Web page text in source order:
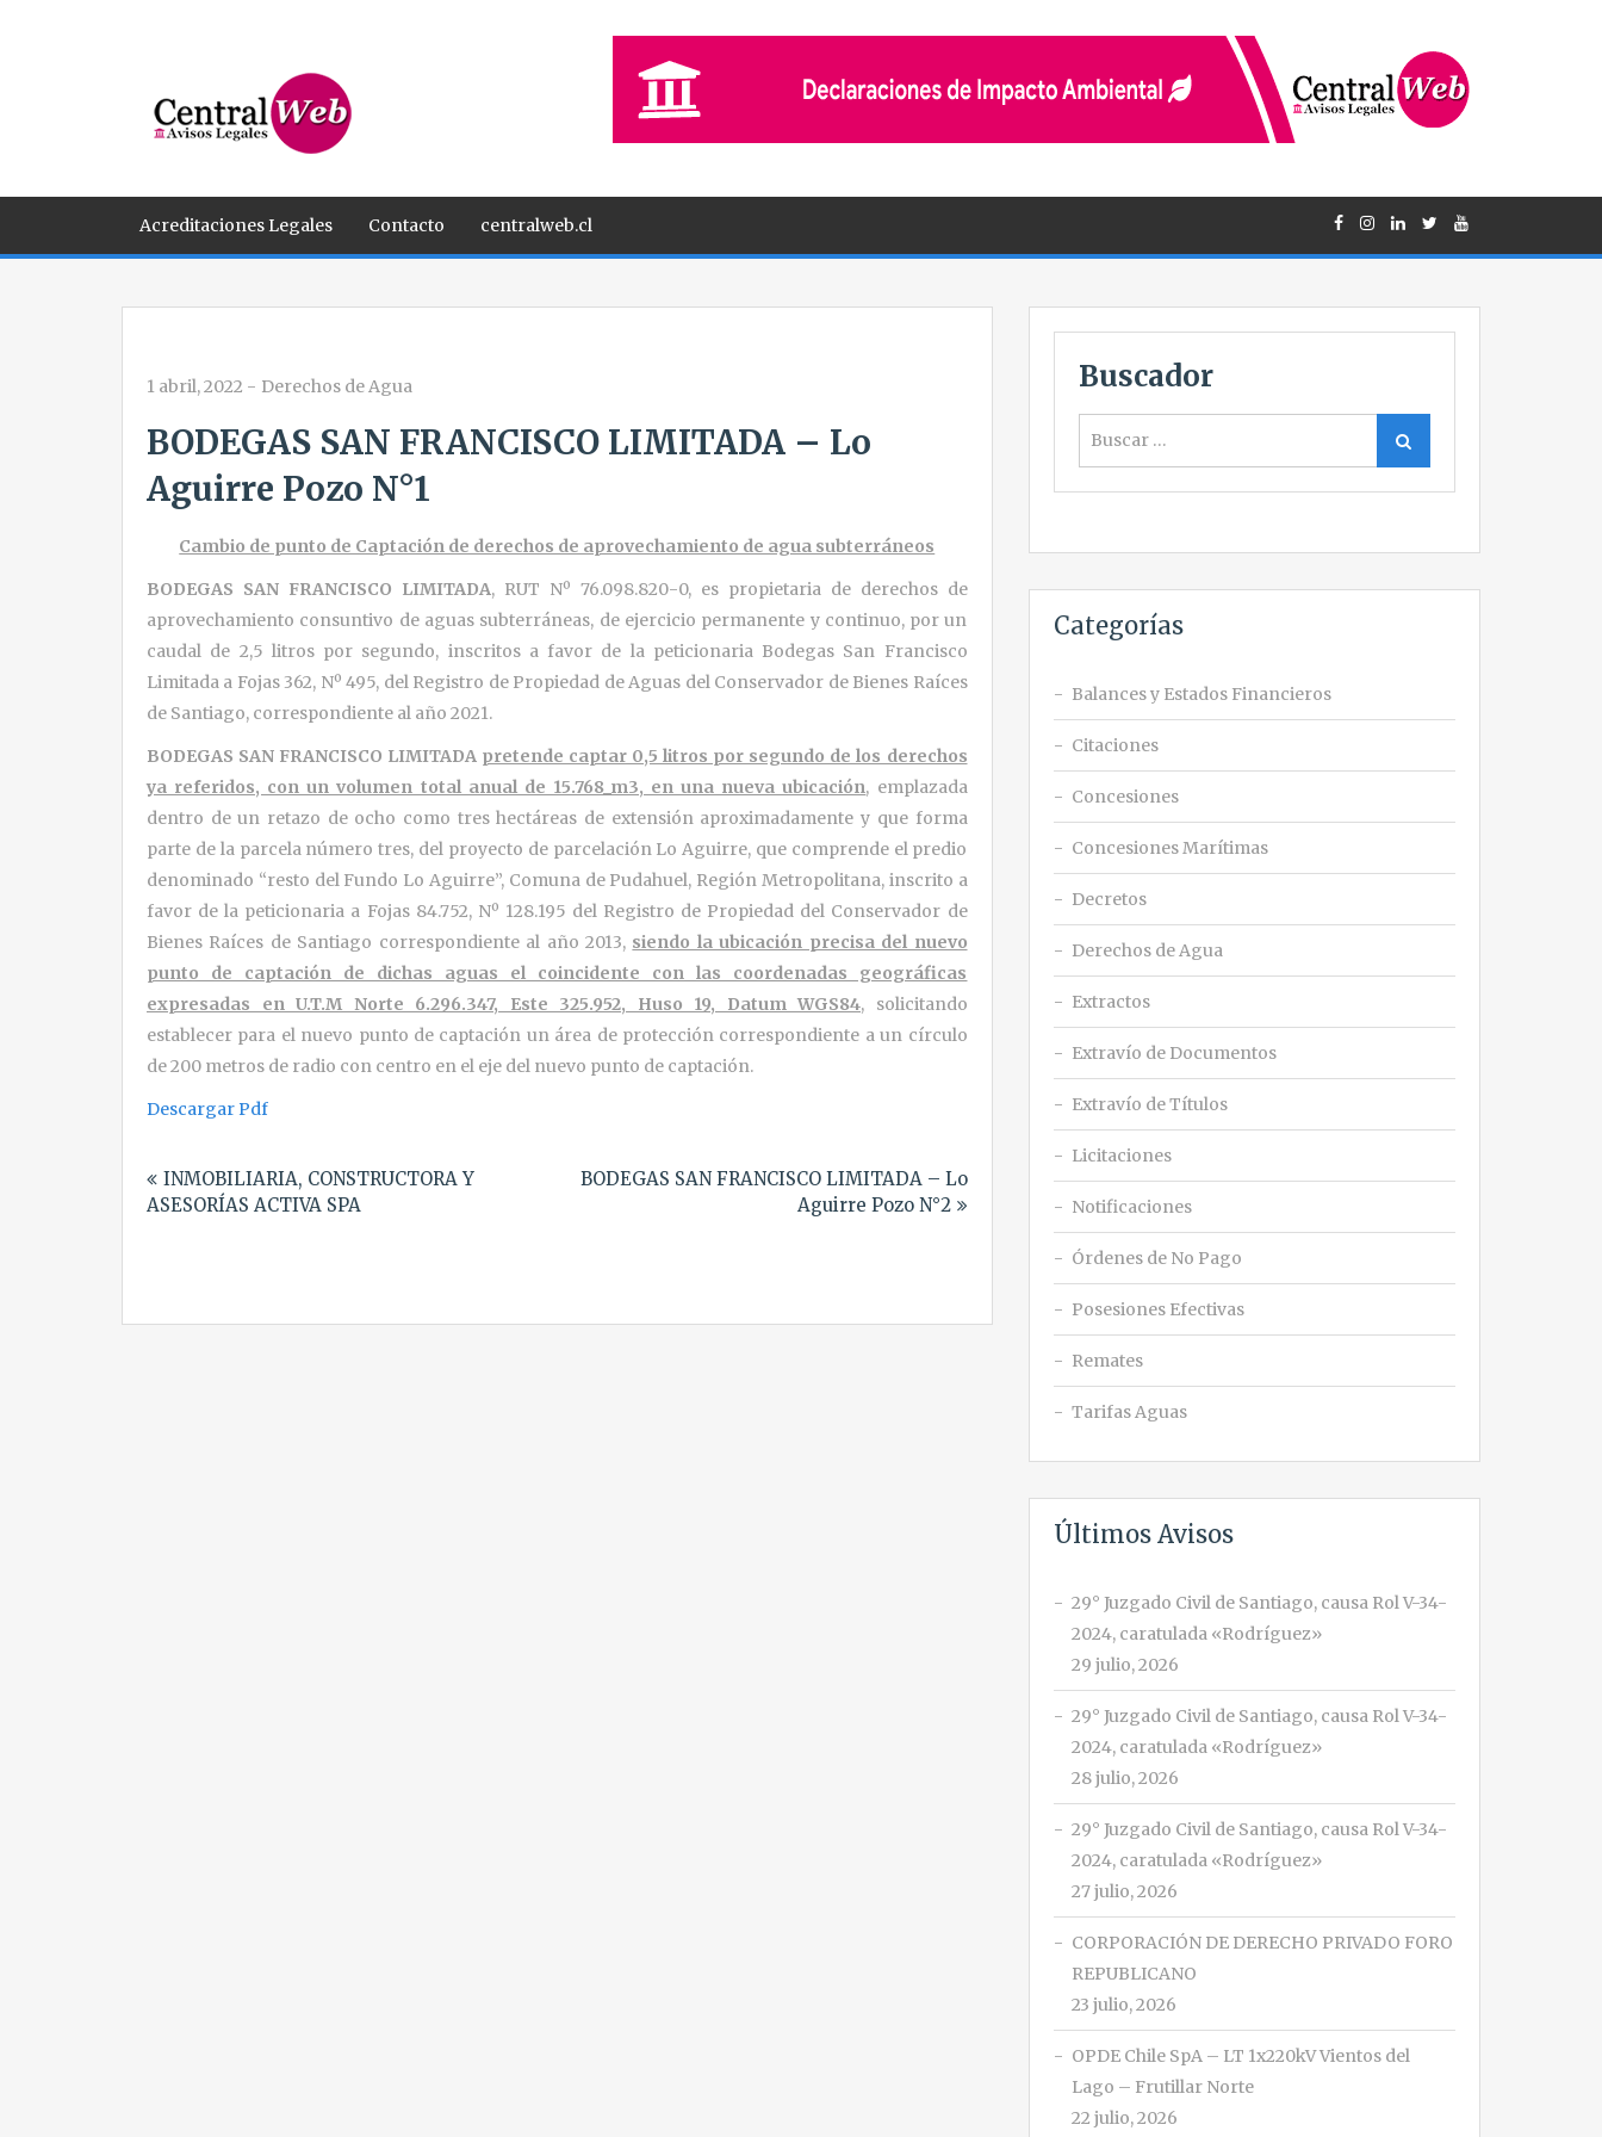
Acreditaciones Legales Contacto centralweb.cl
1 abril, 2022 - Derechos de Agua
BODEGAS SAN FRANCISCO LIMITADA – Lo
Aguirre Pozo N°1
Cambio de punto de Captación de derechos de aprovechamiento de agua subterráneos
BODEGAS SAN FRANCISCO LIMITADA, RUT Nº 76.098.820-0, es propietaria de derechos de
aprovechamiento consuntivo de aguas subterráneas, de ejercicio permanente y continuo, por un
caudal de 2,5 litros por segundo, inscritos a favor de la peticionaria Bodegas San Francisco
Limitada a Fojas 362, Nº 495, del Registro de Propiedad de Aguas del Conservador de Bienes Raíces
de Santiago, correspondiente al año 2021.
BODEGAS SAN FRANCISCO LIMITADA pretende captar 0,5 litros por segundo de los derechos
ya referidos, con un volumen total anual de 15.768_m3, en una nueva ubicación, emplazada
dentro de un retazo de ocho como tres hectáreas de extensión aproximadamente y que forma
parte de la parcela número tres, del proyecto de parcelación Lo Aguirre, que comprende el predio
denominado “resto del Fundo Lo Aguirre”, Comuna de Pudahuel, Región Metropolitana, inscrito a
favor de la peticionaria a Fojas 84.752, Nº 128.195 del Registro de Propiedad del Conservador de
Bienes Raíces de Santiago correspondiente al año 2013, siendo la ubicación precisa del nuevo
punto de captación de dichas aguas el coincidente con las coordenadas geográficas
expresadas en U.T.M Norte 6.296.347, Este 325.952, Huso 19, Datum WGS84, solicitando
establecer para el nuevo punto de captación un área de protección correspondiente a un círculo
de 200 metros de radio con centro en el eje del nuevo punto de captación.
Descargar Pdf
deINMOBILIARIA, CONSTRUCTORA Y
ASESORÍAS ACTIVA SPA
BODEGAS SAN FRANCISCO LIMITADA – Lo
Aguirre Pozo N°2
Buscador
Buscar
Categorías
Balances y Estados Financieros
Citaciones
Concesiones
Concesiones Marítimas
Decretos
Derechos de Agua
Extractos
Extravío de Documentos
Extravío de Títulos
Licitaciones
Notificaciones
Órdenes de No Pago
Posesiones Efectivas
Remates
Tarifas Aguas
Últimos Avisos
29° Juzgado Civil de Santiago, causa Rol V-34-
2024, caratulada «Rodríguez»
29 julio, 2026
29° Juzgado Civil de Santiago, causa Rol V-34-
2024, caratulada «Rodríguez»
28 julio, 2026
29° Juzgado Civil de Santiago, causa Rol V-34-
2024, caratulada «Rodríguez»
27 julio, 2026
CORPORACIÓN DE DERECHO PRIVADO FORO
REPUBLICANO
23 julio, 2026
OPDE Chile SpA – LT 1x220kV Vientos del
Lago – Frutillar Norte
22 julio, 2026